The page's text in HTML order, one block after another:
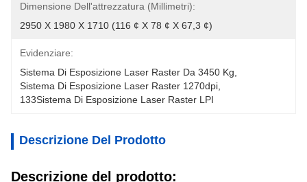
Dimensione Dell'attrezzatura (millimetri):
2950 X 1980 X 1710 (116 ¢ X 78 ¢ X 67,3 ¢)
Evidenziare:
Sistema Di Esposizione Laser Raster Da 3450 Kg
Sistema Di Esposizione Laser Raster 1270dpi
133Sistema Di Esposizione Laser Raster LPI
Descrizione Del Prodotto
Descrizione del prodotto: